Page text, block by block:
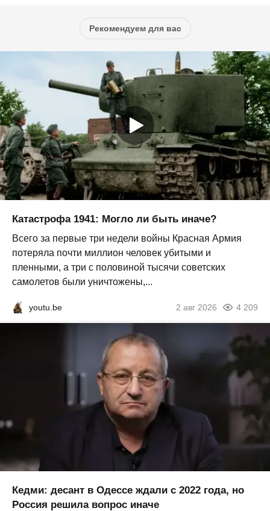
Рекомендуем для вас
Катастрофа 1941: Могло ли быть иначе?
Всего за первые три недели войны Красная Армия
потеряла почти миллион человек убитыми и
пленными, а три с половиной тысячи советских
самолетов были уничтожены,...
youtu.be 2 авг 2026 4 209
Кедми: десант в Одессе ждали с 2022 года, но
Россия решила вопрос иначе